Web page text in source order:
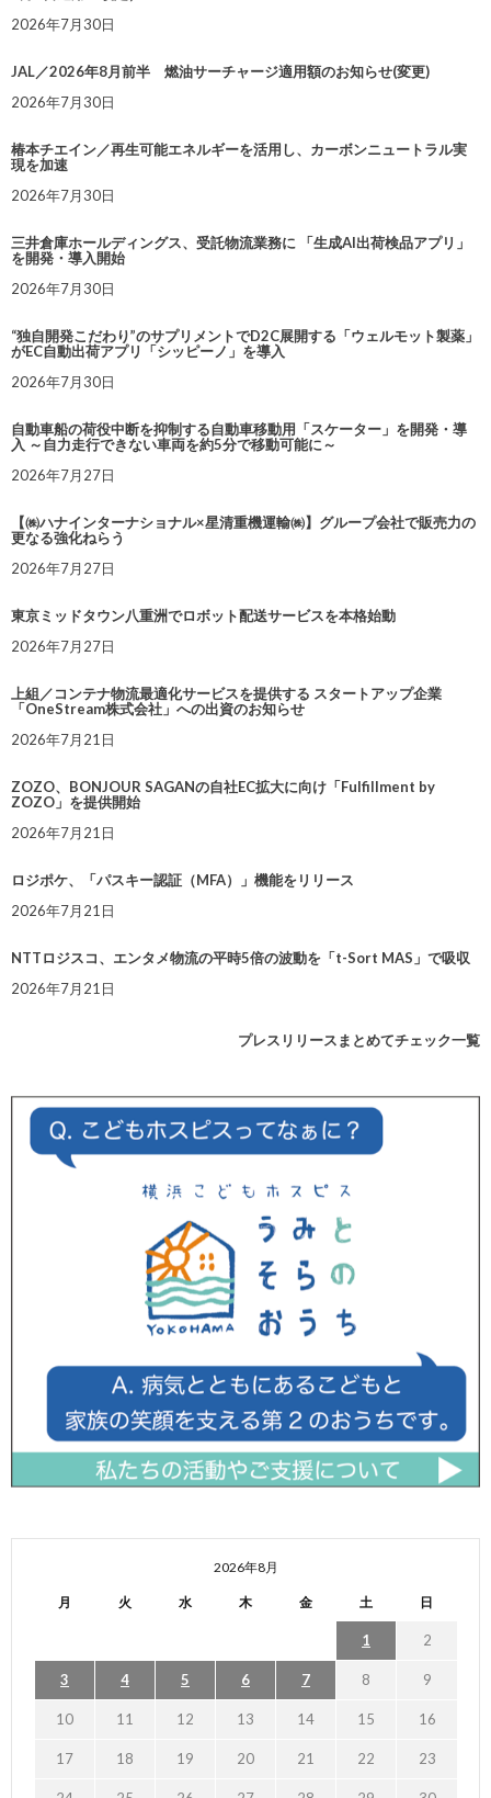
2026年7月30日
JAL／2026年8月前半 燃油サーチャージ適用額のお知らせ(変更)
2026年7月30日
椿本チエイン／再生可能エネルギーを活用し、カーボンニュートラル実
現を加速
2026年7月30日
三井倉庫ホールディングス、受託物流業務に 「生成AI出荷検品アプリ」
を開発・導入開始
2026年7月30日
“独自開発こだわり”のサプリメントでD2C展開する「ウェルモット製薬」
がEC自動出荷アプリ「シッピーノ」を導入
2026年7月30日
自動車船の荷役中断を抑制する自動車移動用「スケーター」を開発・導
入 ～自力走行できない車両を約5分で移動可能に～
2026年7月27日
【㈱ハナインターナショナル×星清重機運輸㈱】グループ会社で販売力の
更なる強化ねらう
2026年7月27日
東京ミッドタウン八重洲でロボット配送サービスを本格始動
2026年7月27日
上組／コンテナ物流最適化サービスを提供する スタートアップ企業
「OneStream株式会社」への出資のお知らせ
2026年7月21日
ZOZO、BONJOUR SAGANの自社EC拡大に向け「Fulfillment by
ZOZO」を提供開始
2026年7月21日
ロジポケ、「パスキー認証（MFA）」機能をリリース
2026年7月21日
NTTロジスコ、エンタメ物流の平時5倍の波動を「t-Sort MAS」で吸収
2026年7月21日
プレスリリースまとめてチェック一覧
2026年8月
月 火 水 木 金 土 日
1 2
3 4 5 6 7 8 9
10 11 12 13 14 15 16
17 18 19 20 21 22 23